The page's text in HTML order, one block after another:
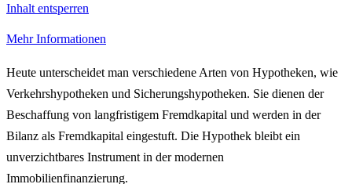
Inhalt entsperren
Mehr Informationen
Heute unterscheidet man verschiedene Arten von Hypotheken, wie
Verkehrshypotheken und Sicherungshypotheken. Sie dienen der
Beschaffung von langfristigem Fremdkapital und werden in der
Bilanz als Fremdkapital eingestuft. Die Hypothek bleibt ein
unverzichtbares Instrument in der modernen
Immobilienfinanzierung.